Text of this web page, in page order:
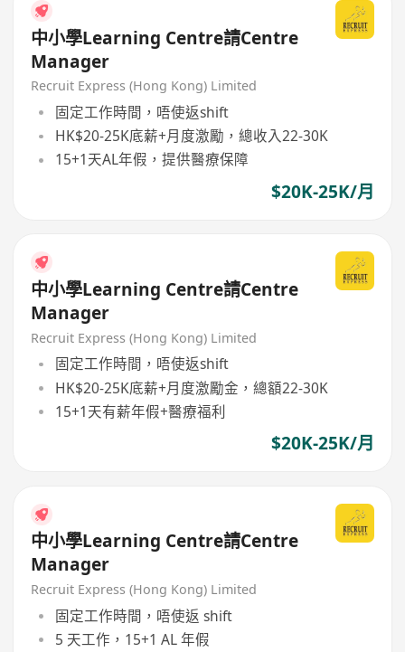
中小學Learning Centre請Centre
Manager
Recruit Express (Hong Kong) Limited
固定工作時間，唔使返shift
HK$20-25K底薪+月度激勵，總收入22-30K
15+1天AL年假，提供醫療保障
$20K-25K/月
中小學Learning Centre請Centre
Manager
Recruit Express (Hong Kong) Limited
固定工作時間，唔使返shift
HK$20-25K底薪+月度激勵金，總額22-30K
15+1天有薪年假+醫療福利
$20K-25K/月
中小學Learning Centre請Centre
Manager
Recruit Express (Hong Kong) Limited
固定工作時間，唔使返 shift
5 天工作，15+1 AL 年假